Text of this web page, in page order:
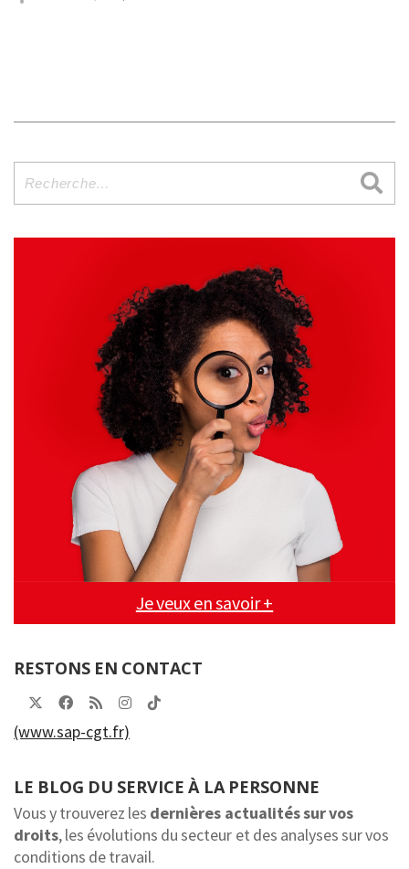
pour
Je veux en savoir +
RESTONS EN CONTACT
(www.sap-cgt.fr)
LE BLOG DU SERVICE À LA PERSONNE
Vous y trouverez les dernières actualités sur vos
droits, les évolutions du secteur et des analyses sur vos
conditions de travail.